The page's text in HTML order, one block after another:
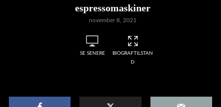
espressomaskiner
november 8, 2021
SE SENERE
BIOGRAFTILSTAN
D